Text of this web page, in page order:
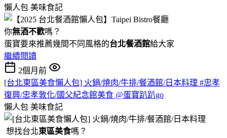
懶人包 美味食記
你無酒不歡嗎？
蛋寶要來推薦幾間不同風格的台北餐酒館給大家
繼續閱讀
2個月前
[台北東區美食懶人包] 火鍋/燒肉/牛排/餐酒館/日本料理 #忠孝
復興/忠孝敦化/國父紀念館美食 @蛋寶趴趴go
懶人包 美味食記
想找台北東區美食嗎？